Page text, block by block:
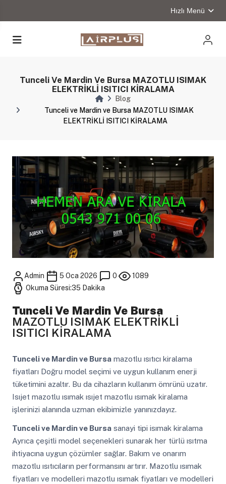
Hızlı Menü
Tunceli Ve Mardin Ve Bursa MAZOTLU ISIMAK
ELEKTRİKLİ ISITICI KİRALAMA
Blog
Tunceli ve Mardin ve Bursa MAZOTLU ISIMAK
ELEKTRİKLİ ISITICI KİRALAMA
Admin 5 Oca 2026 0
1089
Okuma Süresi:35 Dakika
Tunceli Ve Mardin Ve Bursa
MAZOTLU ISIMAK ELEKTRİKLİ
ISITICI KİRALAMA
Tunceli ve Mardin ve Bursamazotlu ısıtıcı kiralama
fiyatları Doğru model seçimi ve uygun kullanım enerji
tüketimini azaltır. Bu da cihazların kullanım ömrünü uzatır.
Isıjet mazotlu ısımak ısıjet mazotlu ısımak kiralama
işlerinizi alanında uzman ekibimizle yanınızdayız.
Tunceli ve Mardin ve Bursasanayi tipi isımak kiralama
Ayrıca çeşitli model seçenekleri sunarak her türlü ısıtma
ihtiyacına uygun çözümler sağlar. Bakım ve onarım
mazotlu ısıtıcıların performansını artırır. Mazotlu ısımak
fiyatları ve modelleri mazotlu ısımak fiyatları ve modelleri